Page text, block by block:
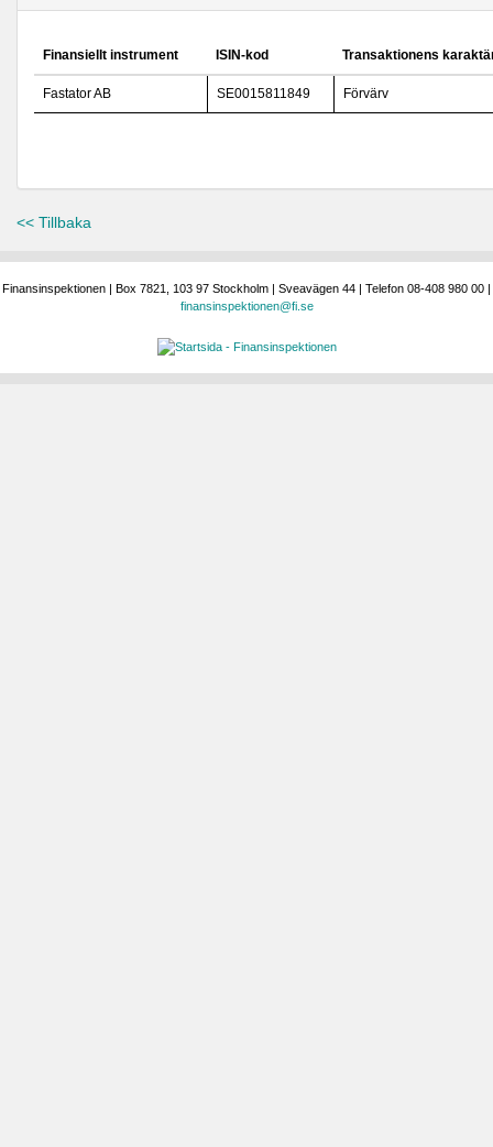
Finansiellt instrument ISIN-kod Transaktionens
Fastator AB SE0015811849 Förvärv
<< Tillbaka
Finansinspektionen | Box 7821, 103 97 Stockholm | Sveavägen 44 | Telefon 08-408 980 00 |
finansinspektionen@fi.se